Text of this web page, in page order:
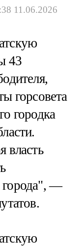
11.06.2026
43
горсовета
городка
власть
города", —